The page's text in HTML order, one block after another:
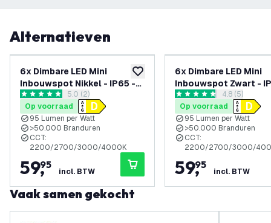
Alternatieven
toevoegen aan verlanglijst
6x Dimbare LED Mini
Inbouwspot Nikkel - IP65 -
4W - CCT - 5 Jaar Garantie -
Geschikt voor de Badkamer
reviews drawer openen
5 score sterren5.0 (2)
Op voorraad
95 Lumen per Watt
>50.000 Branduren
CCT:
2200/2700/3000/4000K
59,
95
incl. BTW
6x Dimbare LED Mini
Inbouwspot Zwart -
4W - CCT - 5 Jaar
Geschikt voor de
reviews
4.8 score sterren4.8 (5)
Op voorraad
95 Lumen per Watt
>50.000 Branduren
CCT:
2200/2700/3000/
59,
95
incl. BTW
Vaak samen gekocht